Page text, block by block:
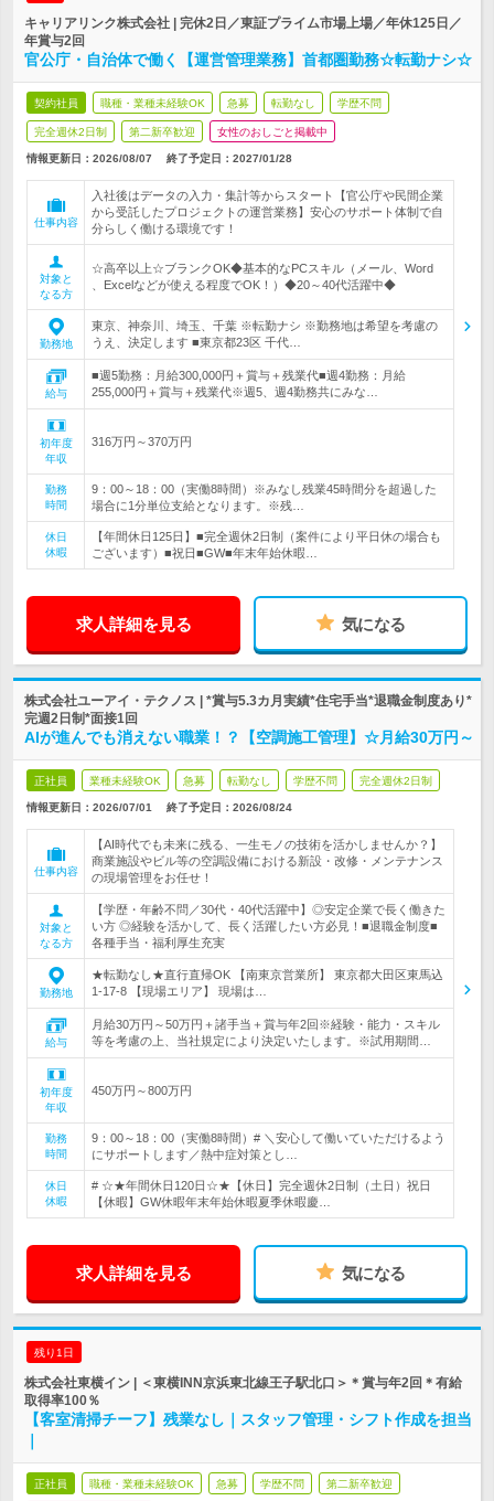
キャリアリンク株式会社 | 完休2日／東証プライム市場上場／年休125日／
年賞与2回
官公庁・自治体で働く【運営管理業務】首都圏勤務☆転勤ナシ☆
契約社員 職種・業種未経験OK 急募 転勤なし 学歴不問
完全週休2日制 第二新卒歓迎 女性のおしごと掲載中
情報更新日：2026/08/07 終了予定日： 2027/01/28
仕事内容
入社後はデータの入力・集計等からスタート【官公庁や民間企業
から受託したプロジェクトの運営業務】安心のサポート体制で自
分らしく働ける環境です！
対象と
なる方
☆高卒以上☆ブランクOK◆基本的なPCスキル（メール、Word
、Excelなどが使える程度でOK！）◆20～40代活躍中◆
勤務地
東京、神奈川、埼玉、千葉 ※転勤ナシ ※勤務地は希望を考慮の
うえ、決定します ■東京都23区 千代…
給与
■週5勤務：月給300,000円＋賞与＋残業代■週4勤務：月給
255,000円＋賞与＋残業代※週5、週4勤務共にみな…
初年度
年収
316万円～370万円
勤務
時間
9：00～18：00（実働8時間）※みなし残業45時間分を超過した
場合に1分単位支給となります。※残…
休日
休暇
【年間休日125日】■完全週休2日制（案件により平日休の場合も
ございます）■祝日■GW■年末年始休暇…
求人詳細を見る 気になる
株式会社ユーアイ・テクノス | *賞与5.3カ月実績*住宅手当*退職金制度あり*
完週2日制*面接1回
AIが進んでも消えない職業！？【空調施工管理】☆月給30万円～
正社員 業種未経験OK 急募 転勤なし 学歴不問 完全週休2日制
情報更新日：2026/07/01 終了予定日： 2026/08/24
仕事内容
【AI時代でも未来に残る、一生モノの技術を活かしませんか？】
商業施設やビル等の空調設備における新設・改修・メンテナンス
の現場管理をお任せ！
対象と
なる方
【学歴・年齢不問／30代・40代活躍中】◎安定企業で長く働きた
い方 ◎経験を活かして、長く活躍したい方必見！■退職金制度■
各種手当・福利厚生充実
勤務地
★転勤なし★直行直帰OK 【南東京営業所】 東京都大田区東馬込
1-17-8 【現場エリア】 現場は…
給与
月給30万円～50万円＋諸手当＋賞与年2回※経験・能力・スキル
等を考慮の上、当社規定により決定いたします。※試用期間…
初年度
年収
450万円～800万円
勤務
時間
9：00～18：00（実働8時間）# ＼安心して働いていただけるよう
にサポートします／熱中症対策とし…
休日
休暇
# ☆★年間休日120日☆★【休日】完全週休2日制（土日）祝日
【休暇】GW休暇年末年始休暇夏季休暇慶…
求人詳細を見る 気になる
残り1日
株式会社東横イン | ＜東横INN京浜東北線王子駅北口＞＊賞与年2回＊有給
取得率100％
【客室清掃チーフ】残業なし｜スタッフ管理・シフト作成を担当
正社員 職種・業種未経験OK 急募 学歴不問 第二新卒歓迎